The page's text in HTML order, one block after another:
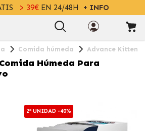
> 39€EN 24/48H + INFO
Comida húmeda Advance Kitten
Húmeda Para
2ª UNIDAD -40%